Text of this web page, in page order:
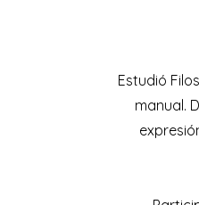
Estudió
manual.